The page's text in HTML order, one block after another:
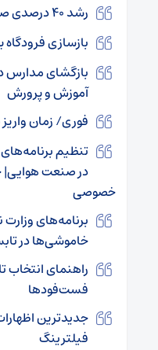
رشد ۴۰ درصدی صادرات ریلی در ۸ ماهه امسال
بازسازی
بازگشای مدارس
آموزش و پرورش
فوری/ زمان
تنظیم
در صنعت
خصوصی
برنامه‌های
خاموشی‌ها در
راهنمای
فست‌فودها
جدیدترین
فیلترینگ